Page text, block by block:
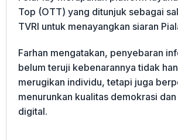
Top (OTT) yang ditunjuk sebagai
TVRI untuk menayangkan siaran
Farhan mengatakan, penyebaran
belum teruji kebenarannya tidak
merugikan individu, tetapi juga
menurunkan kualitas demokrasi
digital.